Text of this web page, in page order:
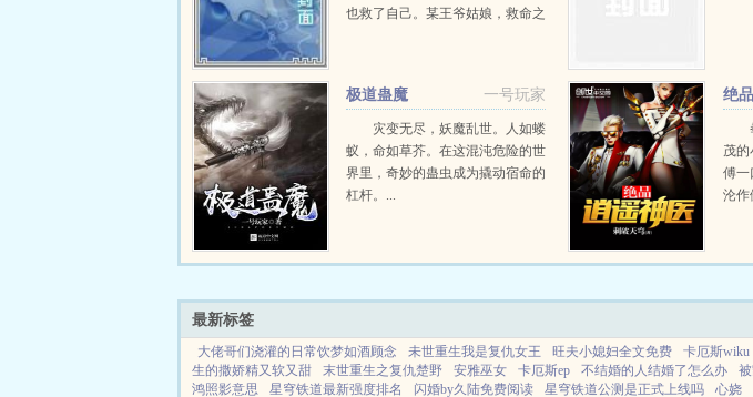
也救了自己。某王爷姑娘，救命之
菀儿上...
一号玩家
极道蛊魔
灾变无尽，妖魔乱世。人如蝼
蚁，命如草芥。在这混沌危险的世
界里，奇妙的蛊虫成为撬动宿命的
杠杆。...
绝
茂
傅一
沦作
俺来
最新标签
大佬哥们浇灌的日常饮梦如酒顾念 未世重生我是复仇女王 旺夫小媳妇全文免费 卡厄斯wiku
生的撒娇精又软又甜
末世重生之复仇楚野 安雅巫女 卡厄斯ep 不结婚的人结婚了怎么办
鸿照影意思
星穹铁道最新强度排名 闪婚by久陆免费阅读 星穹铁道公测是正式上线吗 心娆